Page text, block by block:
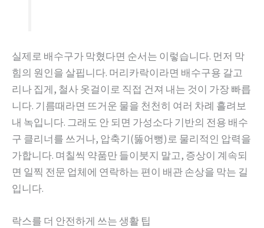
실제로 배수구가 막혔다면 순서는 이렇습니다. 먼저 막
힘의 원인을 살핍니다. 머리카락이라면 배수구용 갈고
리나 집게, 철사 옷걸이로 직접 건져 내는 것이 가장 빠릅
니다. 기름때라면 뜨거운 물을 천천히 여러 차례 흘려보
내 녹입니다. 그래도 안 되면 가성소다 기반의 전용 배수
구 클리너를 쓰거나, 압축기(뚫어뻥)로 물리적인 압력을
가합니다. 며칠씩 약품만 들이붓지 말고, 증상이 계속되
면 일찍 전문 업체에 연락하는 편이 배관 손상을 막는 길
입니다.
락스를 더 안전하게 쓰는 생활 팁